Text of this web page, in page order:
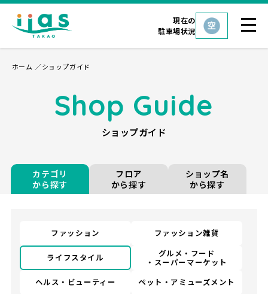
現在の
駐車場状況
ホーム ショップガイド
Shop Guide
ショップガイド
カテゴリ
から探す
フロア
から探す
ショップ名
から探す
ファッション ファッション雑貨
ライフスタイル グルメ・フード
・スーパーマーケット
ヘルス・ビューティー
ペット・アミューズメント